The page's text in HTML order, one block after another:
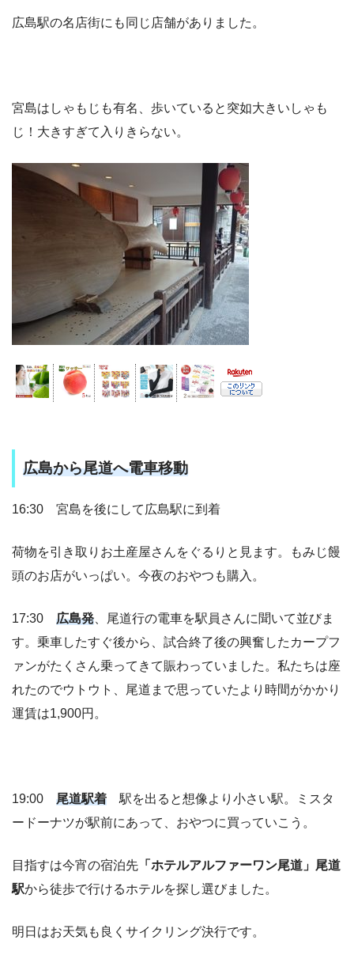
広島駅の名店街にも同じ店舗がありました。
宮島はしゃもじも有名、歩いていると突如大きいしゃも
じ！大きすぎて入りきらない。
広島から尾道へ電車移動
16:30 宮島を後にして広島駅に到着
荷物を引き取りお土産屋さんをぐるりと見ます。もみじ饅
頭のお店がいっぱい。今夜のおやつも購入。
17:30 広島発 、尾道行の電車を駅員さんに聞いて並びま
す。乗車したすぐ後から、試合終了後の興奮したカープフ
ァンがたくさん乗ってきて賑わっていました。私たちは座
れたのでウトウト、尾道まで思っていたより時間がかかり
運賃は1,900円。
19:00 尾道駅着 駅を出ると想像より小さい駅。ミスタ
ードーナツが駅前にあって、おやつに買っていこう。
目指すは今宵の宿泊先 「ホテルアルファーワン尾道」尾道
駅から徒歩で行けるホテルを探し選びました。
明日はお天気も良くサイクリング決行です。